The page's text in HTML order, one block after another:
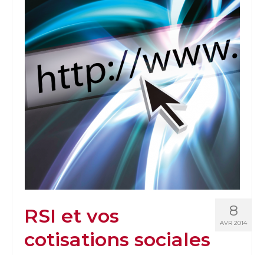
8
AVR 2014
RSI et vos
cotisations sociales